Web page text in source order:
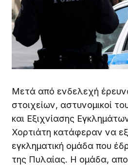
Μετά από ενδελεχή
στοιχείων, αστυνομικοί
και Εξιχνίασης
Χορτιάτη κατάφεραν να
εγκληματική ομάδα που
της Πυλαίας. Η ομάδα,